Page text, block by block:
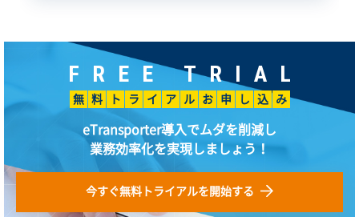
F R E E T R I A L
無 料 ト ラ イ ア ル お 申 し 込 み
eTransporter導入でムダを削減し
業務効率化を実現しましょう！
今すぐ無料トライアルを開始する